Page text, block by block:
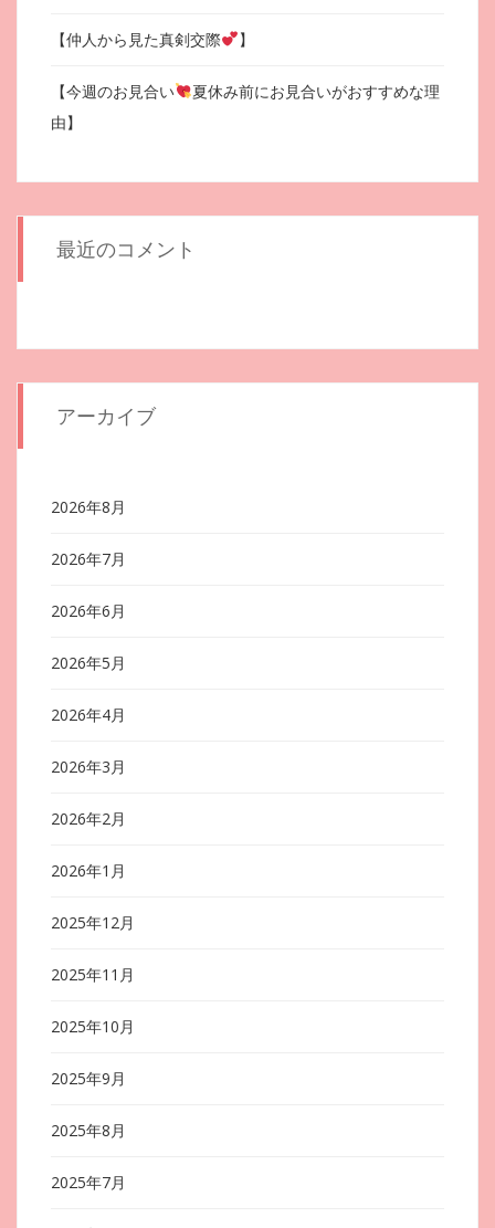
【仲人から見た真剣交際 】
【今週のお見合い
夏休み前にお見合いがおすすめな理
由】
最近のコメント
アーカイブ
2026年8月
2026年7月
2026年6月
2026年5月
2026年4月
2026年3月
2026年2月
2026年1月
2025年12月
2025年11月
2025年10月
2025年9月
2025年8月
2025年7月